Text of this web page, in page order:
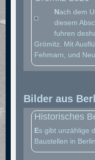
Nach dem
diesem
fuhren
Grömitz. Mit
Fehmarn, und
Bilder aus
Historisches
Es gibt unzählige
Baustellen in Berlin